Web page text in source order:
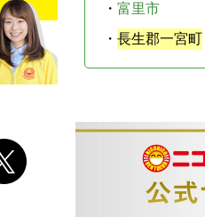
・ 富里市
・ 長生郡一宮町